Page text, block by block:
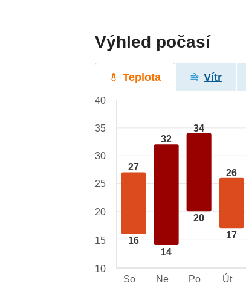
Výhled počasí
Teplota Vítr
27
16
32
14
34
20
26
17
40
35
30
25
20
15
10
So
Ne Po Út